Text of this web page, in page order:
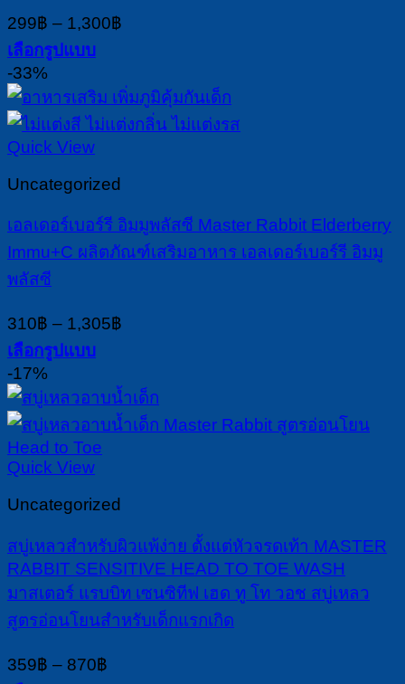
page
299฿ – 1,300฿
through
1,300฿
เลือกรูปแบบ
This
product
has
multiple
variants.
options
be
chosen
on
the
page
-33%
Quick View
Uncategorized
เอลเดอร์เบอร์รี อิมมูพลัสซี Master Rabbit Elderberry
Immu+C ผลิตภัณฑ์เสริมอาหาร เอลเดอร์เบอร์รี อิมมู
พลัสซี
310฿ – 1,305฿
through
1,305฿
เลือกรูปแบบ
This
product
has
multiple
variants.
The
may
chosen
on
the
product
page
-17%
Quick View
Uncategorized
สบู่เหลวสำหรับผิวแพ้ง่าย ตั้งแต่หัวจรดเท้า MASTER
RABBIT SENSITIVE HEAD TO TOE WASH
มาสเตอร์ แรบบิท เซนซิทีฟ เฮด ทู โท วอช สบู่เหลว
สูตรอ่อนโยนสำหรับเด็กแรกเกิด
359฿ – 870฿